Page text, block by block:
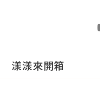
漾漾來開箱